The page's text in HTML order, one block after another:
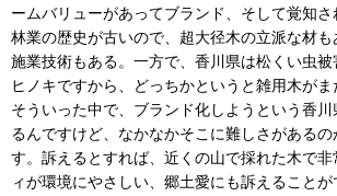
ームバリューがあってブランド、そして覚知
林業の歴史が古いので、超大径木の立派な材
施業技術もある。一方で、香川県は松くい虫
ヒノキですから、どっちかというと雑用木がま
そういった中で、ブランド化しようという香
るんですけど、なかなかそこに難しさがあるの
す。訴えるとすれば、近くの山で採れた木で
ィが環境にやさしい、郷土愛にも訴えること